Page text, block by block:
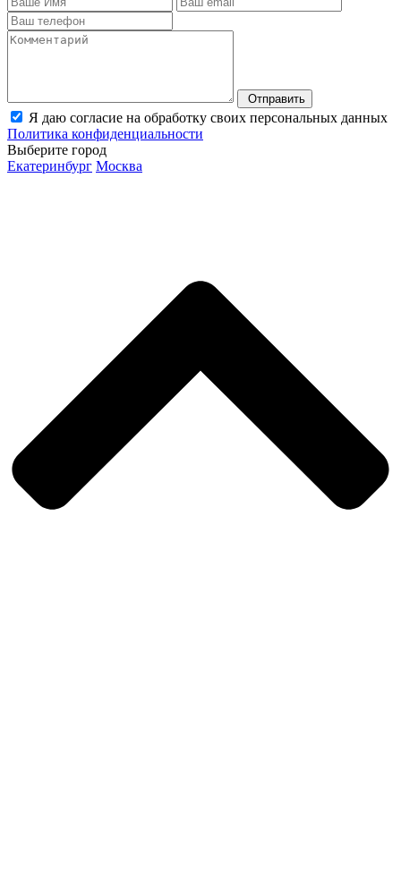
Отправить
Я даю согласие на обработку своих персональных данных
Политика конфиденциальности
Выберите город
Екатеринбург Москва